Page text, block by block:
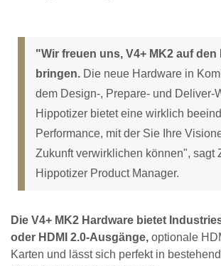
"Wir freuen uns, V4+ MK2 auf den
bringen. Die neue Hardware in
dem Design-, Prepare- und Deliver-
Hippotizer bietet eine wirklich
Performance, mit der Sie Ihre
Zukunft verwirklichen können", sagt
Hippotizer Product Manager.
Die V4+ MK2 Hardware bietet
oder HDMI 2.0-Ausgänge, optionale
Karten und lässt sich perfekt in